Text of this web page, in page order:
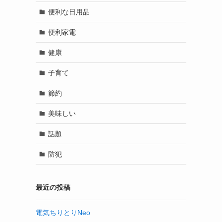
便利な日用品
便利家電
健康
子育て
節約
美味しい
話題
防犯
最近の投稿
電気ちりとりNeo